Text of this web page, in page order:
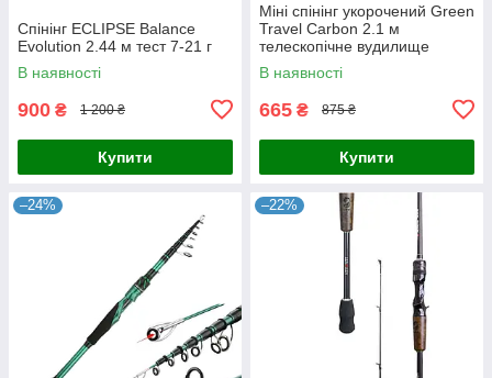
Спінінг ECLIPSE Balance
Evolution 2.44 м тест 7-21 г
В наявності
900 ₴ 1 200 ₴
Купити
Міні спінінг укорочений Green
Travel Carbon 2.1 м
телескопічне вудилище
В наявності
665 ₴ 875 ₴
Купити
–24% –22%